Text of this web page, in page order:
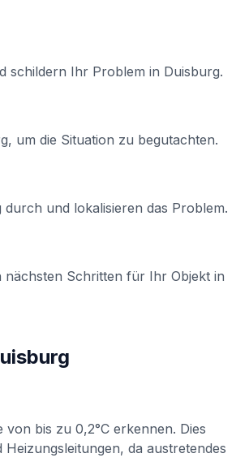
schildern Ihr Problem in Duisburg.
, um die Situation zu begutachten.
durch und lokalisieren das Problem.
Schritten für Ihr Objekt in
bis zu 0,2°C erkennen. Dies
da austretendes